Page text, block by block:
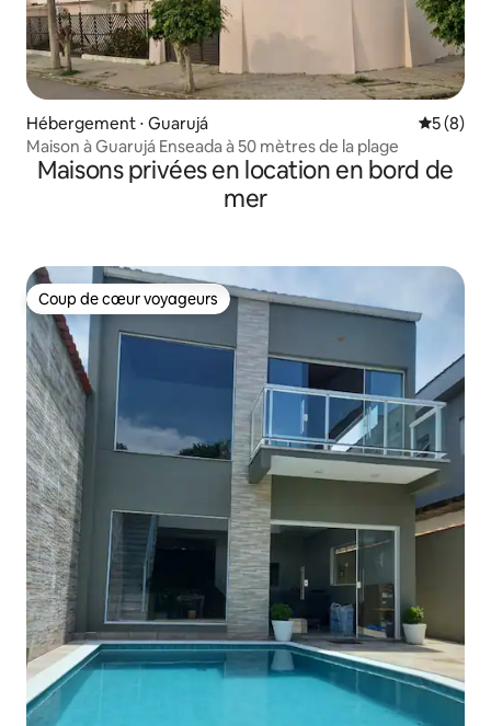
Hébergement ⋅ Guarujá
5 (8)
Maison à Guarujá Enseada à 50 mètres de la plage
Maisons privées en location en bord de
mer
Coup de cœur voyageurs
Coup de cœur voyageurs